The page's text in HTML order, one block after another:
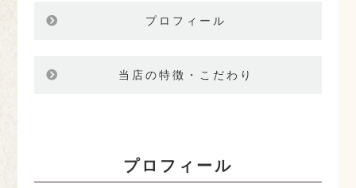
プロフィール
当店の特徴・こだわり
プロフィール